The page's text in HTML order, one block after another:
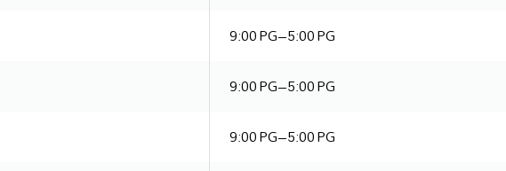
9:00 PG–5:00 PG
9:00 PG–5:00 PG
9:00 PG–5:00 PG